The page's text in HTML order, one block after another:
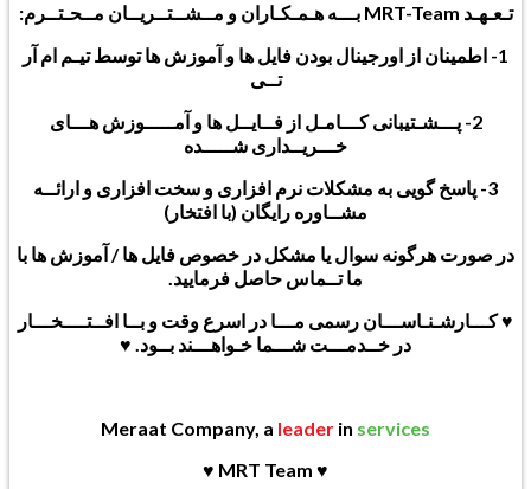
تـعـهـد MRT-Team بـــه هـمـکـاران و مــشــتــریــان مــحـتــرم:
1- اطمینان از اورجینال بودن فایل ها و آموزش ها توسط تیـم ام آر
تــی
2- پـــشـتیبانی کـــامـل از فــایــل ها و آمـــــوزش هـــای
خـــریــداری شـــــده
3- پاسخ گویی به مشکلات نرم افزاری و سخت افزاری و ارائــه
مشــاوره رایگان (با افتخار)
در صورت هرگونه سوال یا مشکل در خصوص فایل ها / آموزش ها با
ما تــماس حاصل فرمایید.
♥ کـــارشـنـاســـان رسمی مـــا در اسرع وقت و بــا افــتــــخـــار
در خــدمـــت شـــما خـواهـــند بــود. ♥
Meraat Company, aleaderinservices
♥ MRT Team ♥